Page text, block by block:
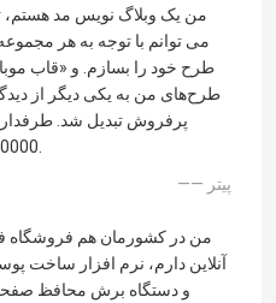
من یک وبلاگ نویس مد هستم،
طرح خود را بسازم. و «قاب
طرح‌های من به یکی دیگر از
پرفروش تبدیل شد.
10000 افزایش یافت.
—— پیتر
من در کشورمان هم فروشگاه
آنلاین دارم، نرم افزار ساخت
و دستگاه برش محافظ